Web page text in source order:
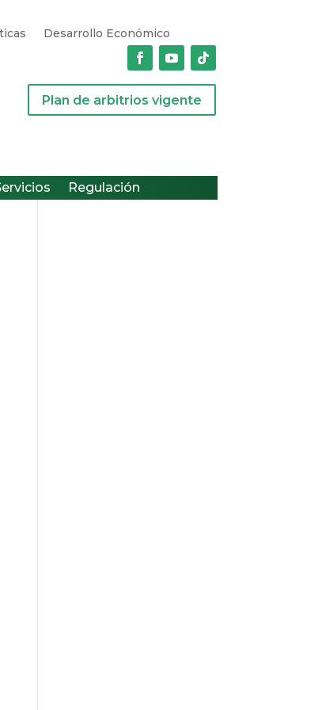
Desarrollo Económico
Plan de arbitrios vigente
Regulación